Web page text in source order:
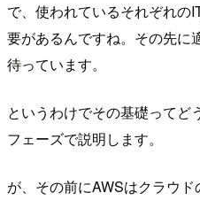
で、使われているそれぞれの
要があるんですね。その先に
待っています。
というわけでその基礎ってど
フェーズで説明します。
が、その前にAWSはクラウド